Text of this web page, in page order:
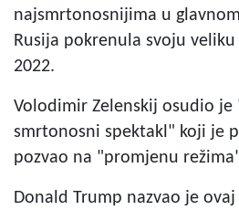
najsmrtonosnijima u
Rusija pokrenula svoju
2022.
Volodimir Zelenskij osudio je
smrtonosni spektakl" koji je
pozvao na "promjenu
Donald Trump nazvao je